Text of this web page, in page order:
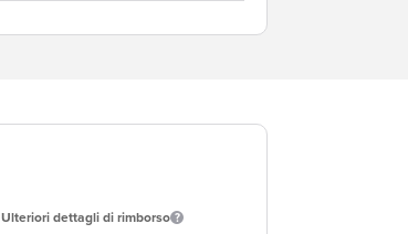
Ulteriori dettagli di rimborso